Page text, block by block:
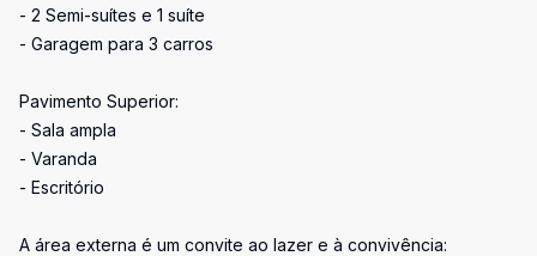
- 2 Semi-suítes e 1 suíte
- Garagem para 3 carros
Pavimento Superior:
- Sala ampla
- Varanda
- Escritório
A área externa é um convite ao lazer e à convivência: